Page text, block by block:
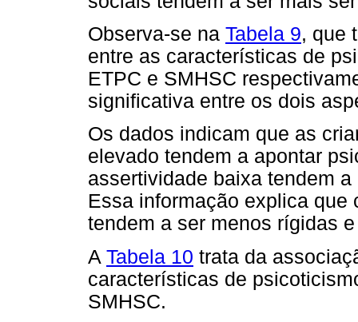
Observa-se na Tabela 9, que
entre as características de
ETPC e SMHSC
significativa entre os dois
Os dados indicam que as
elevado tendem a apontar
assertividade baixa tendem
Essa informação explica
tendem a ser menos rígidas
A Tabela 10 trata da
características de
SMHSC.